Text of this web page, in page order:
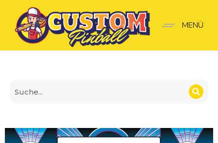
The Shadow Panel grün
MENÜ